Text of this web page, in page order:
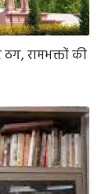
रामभक्तों की